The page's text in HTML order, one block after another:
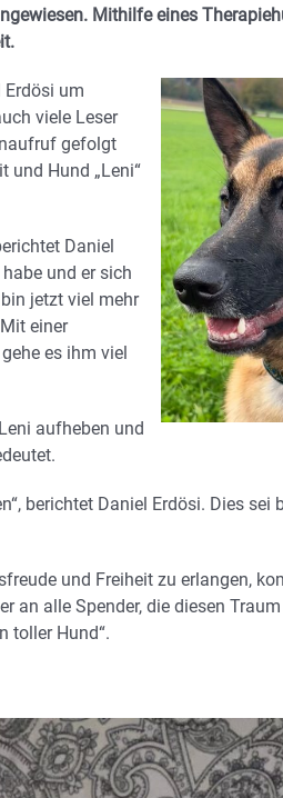
Mithilfe eines
Erdösi um
viele Leser
gefolgt
und Hund „Leni“
Daniel
und er sich
jetzt viel mehr
einer
es ihm viel
aufheben und
berichtet Daniel Erdösi. Dies sei
und Freiheit zu erlangen,
an alle Spender, die diesen
toller Hund“.